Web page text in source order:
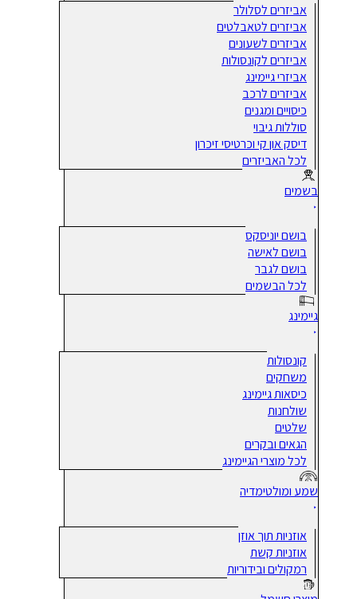
אביזרים לסלולר
אביזרים לטאבלטים
אביזרים לשעונים
אביזרים לקונסולות
אביזרי גיימינג
אביזרים לרכב
כיסויים ומגנים
סוללות גיבוי
דיסק און קי וכרטיסי זיכרון
לכל האביזרים
בשמים
בושם יוניסקס
בושם לאישה
בושם לגבר
לכל הבשמים
גיימינג
קונסולות
משחקים
כיסאות גיימינג
שולחנות
שלטים
הגאים ובקרים
לכל מוצרי הגיימינג
שמע ומולטימדיה
אוזניות תוך אוזן
אוזניות קשת
רמקולים ובידוריות